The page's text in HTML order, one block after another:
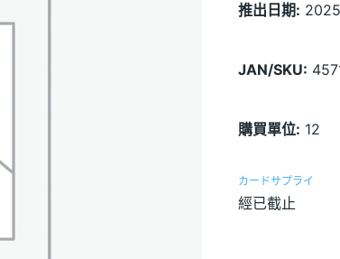
推出日期:
JAN/SKU:
購買單位: 12
カードサプライ
經已截止